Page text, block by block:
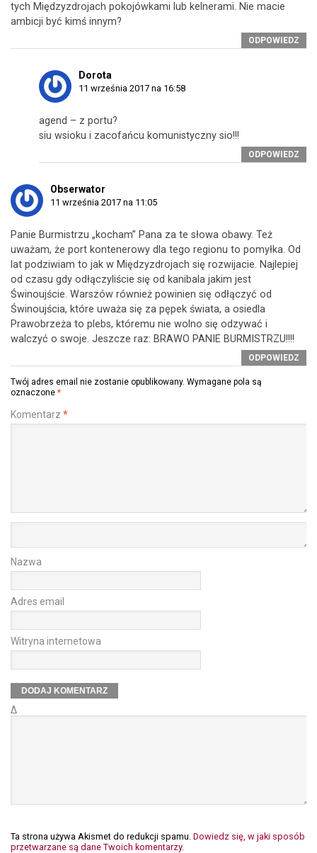
tych Międzyzdrojach pokojówkami lub kelnerami. Nie macie
ambicji być kimś innym?
ODPOWIEDZ
Dorota
11 września 2017 na 16:58
agend – z portu?
siu wsioku i zacofańcu komunistyczny sio!!!
ODPOWIEDZ
Obserwator
11 września 2017 na 11:05
Panie Burmistrzu „kocham” Pana za te słowa obawy. Też
uważam, że port kontenerowy dla tego regionu to pomyłka. Od
lat podziwiam to jak w Międzyzdrojach się rozwijacie. Najlepiej
od czasu gdy odłączyliście się od kanibala jakim jest
Świnoujście. Warszów również powinien się odłączyć od
Świnoujścia, które uważa się za pępek świata, a osiedla
Prawobrzeża to plebs, któremu nie wolno się odzywać i
walczyć o swoje. Jeszcze raz: BRAWO PANIE BURMISTRZU!!!!
ODPOWIEDZ
Twój adres email nie zostanie opublikowany. Wymagane pola są
oznaczone *
Komentarz *
Nazwa
Adres email
Witryna internetowa
Δ
Ta strona używa Akismet do redukcji spamu. Dowiedz się, w jaki sposób
przetwarzane są dane Twoich komentarzy.